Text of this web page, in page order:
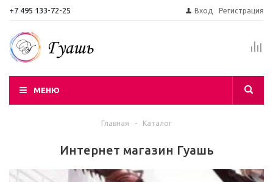
+7 495 133-72-25 Вход Регистрация
МЕНЮ
Главная - Каталог
Интернет магазин Гуашь